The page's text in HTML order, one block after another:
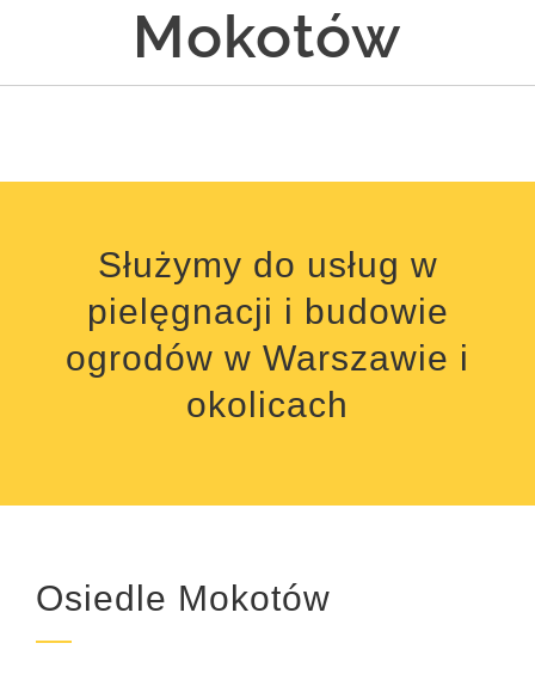
Mokotów
Służymy do usług w
pielęgnacji i budowie
ogrodów w Warszawie i
okolicach
Osiedle Mokotów